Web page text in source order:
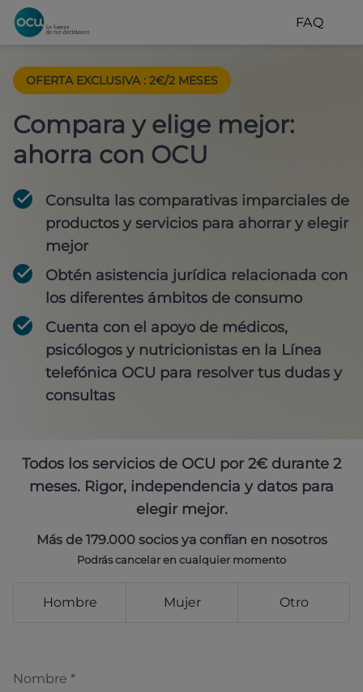
FAQ
OFERTA EXCLUSIVA : 2€/2 MESES
Compara y elige mejor:
ahorra con OCU
Consulta las comparativas imparciales de
productos y servicios para ahorrar y elegir
mejor
Obtén asistencia jurídica relacionada con
los diferentes ámbitos de consumo
Cuenta con el apoyo de médicos,
psicólogos y nutricionistas en la Línea
telefónica OCU para resolver tus dudas y
consultas
Todos los servicios de OCU por 2€ durante 2
meses. Rigor, independencia y datos para
elegir mejor.
Más de 179.000 socios ya confían en nosotros
Podrás cancelar en cualquier momento
Hombre Mujer Otro
Nombre *